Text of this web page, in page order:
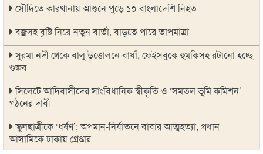
সৌদিতে কারখানায় আগুনে পুড়ে ১০ বাংলাদেশি নিহত
বজ্রসহ বৃষ্টি নিয়ে নতুন বার্তা, বাড়তে পারে তাপমাত্রা
সুরমা নদী থেকে বালু উত্তোলনে বাধাঁ, ফেইসবুকে হুমকিসহ রটানো হচ্ছে
গুজব
সিলেটে আদিবাসীদের সাংবিধানিক স্বীকৃতি ও ‘সমতল ভূমি কমিশন’
গঠনের দাবী
স্কুলছাত্রীকে ‘ধর্ষণ’; অপমান-নির্যাতনে বাবার আত্মহত্যা, প্রধান
আসামিকে ঢাকায় গ্রেপ্তার